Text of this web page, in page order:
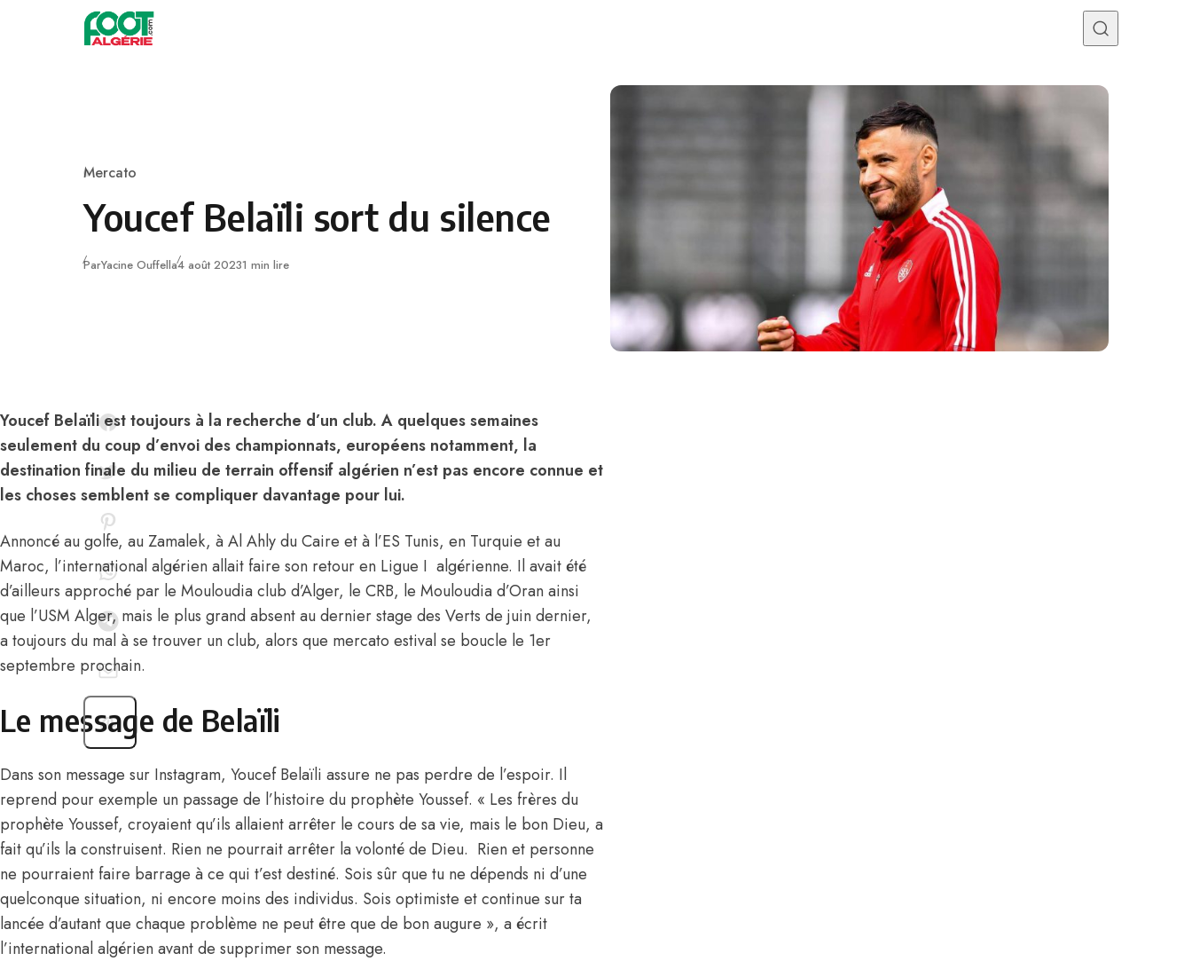
Skip to content
Category
Mercato
Youcef Belaïli sort du silence
ParYacine OuffellaPublié
4 août 20231 min lire
Youcef Belaïli est toujours à la recherche d’un club. A quelques semaines
seulement du coup d’envoi des championnats, européens notamment, la
destination finale du milieu de terrain offensif algérien n’est pas encore connue et
les choses semblent se compliquer davantage pour lui.
Annoncé au golfe, au Zamalek, à Al Ahly du Caire et à l’ES Tunis, en Turquie et au
Maroc, l’international algérien allait faire son retour en Ligue I algérienne. Il avait été
d’ailleurs approché par le Mouloudia club d’Alger, le CRB, le Mouloudia d’Oran ainsi
que l’USM Alger, mais le plus grand absent au dernier stage des Verts de juin dernier,
a toujours du mal à se trouver un club, alors que mercato estival se boucle le 1er
septembre prochain.
Le message de Belaïli
Dans son message sur Instagram, Youcef Belaïli assure ne pas perdre de l’espoir. Il
reprend pour exemple un passage de l’histoire du prophète Youssef. « Les frères du
prophète Youssef, croyaient qu’ils allaient arrêter le cours de sa vie, mais le bon Dieu, a
fait qu’ils la construisent. Rien ne pourrait arrêter la volonté de Dieu. Rien et personne
ne pourraient faire barrage à ce qui t’est destiné. Sois sûr que tu ne dépends ni d’une
quelconque situation, ni encore moins des individus. Sois optimiste et continue sur ta
lancée d’autant que chaque problème ne peut être que de bon augure », a écrit
l’international algérien avant de supprimer son message.